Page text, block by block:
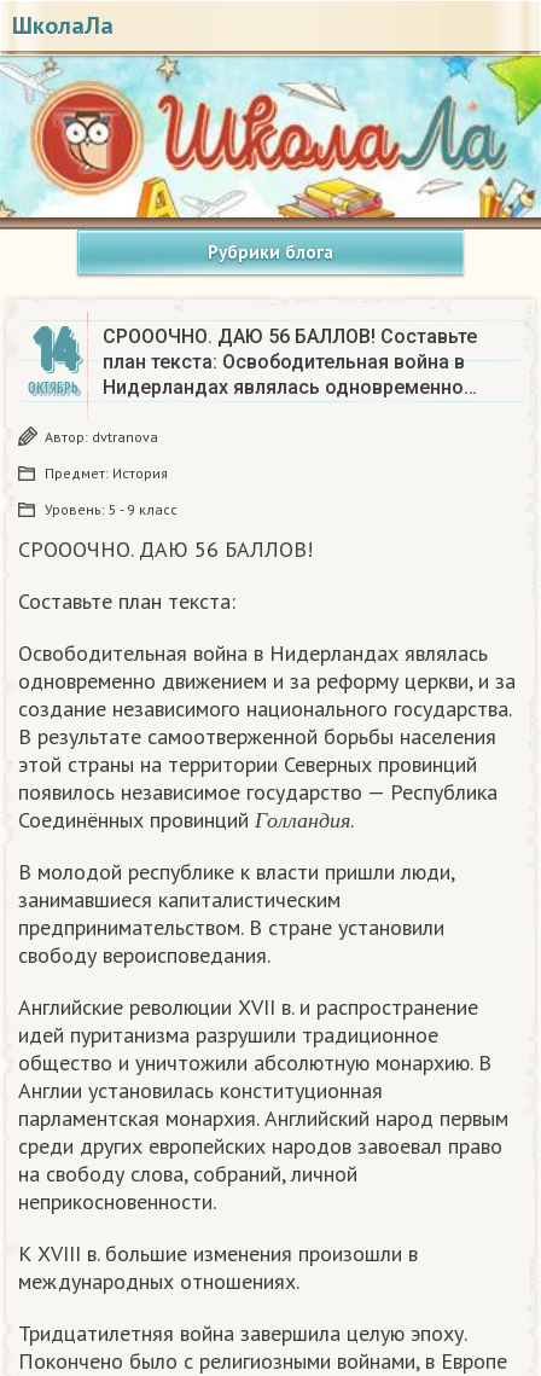
ШколаЛа
Рубрики блога
14
ОКТЯБРЬ
СРОООЧНО. ДАЮ 56 БАЛЛОВ! Составьте
план текста: Освободительная война в
Нидерландах являлась одновременно…
Автор: dvtranova
Предмет: История
Уровень: 5 - 9 класс
СРОООЧНО. ДАЮ 56 БАЛЛОВ!
Составьте план текста:
Освободительная война в Нидерландах являлась
одновременно движением и за реформу церкви, и за
создание независимого национального государства.
В результате самоотверженной борьбы населения
этой страны на территории Северных провинций
появилось независимое государство — Республика
Соединённых провинций
Г олл а н д ия
Голландия
.
В молодой республике к власти пришли люди,
занимавшиеся капиталистическим
предпринимательством. В стране установили
свободу вероисповедания.
Английские революции XVII в. и распространение
идей пуританизма разрушили традиционное
общество и уничтожили абсолютную монархию. В
Англии установилась конституционная
парламентская монархия. Английский народ первым
среди других европейских народов завоевал право
на свободу слова, собраний, личной
неприкосновенности.
К XVIII в. большие изменения произошли в
международных отношениях.
Тридцатилетняя война завершила целую эпоху.
Покончено было с религиозными войнами, в Европе